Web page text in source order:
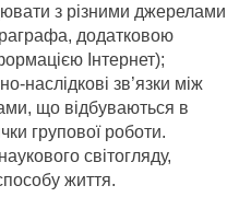
з різними джерелами
додатковою
Інтернет);
наслідкові зв’язки між
що відбуваються в
групової роботи.
світогляду,
життя.